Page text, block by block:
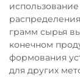
использование
грамм сырья
конечном
формования
для других